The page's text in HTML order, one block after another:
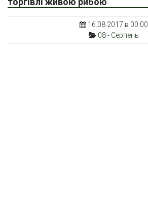
16.08.2017 в 00:00
08 - Серпень